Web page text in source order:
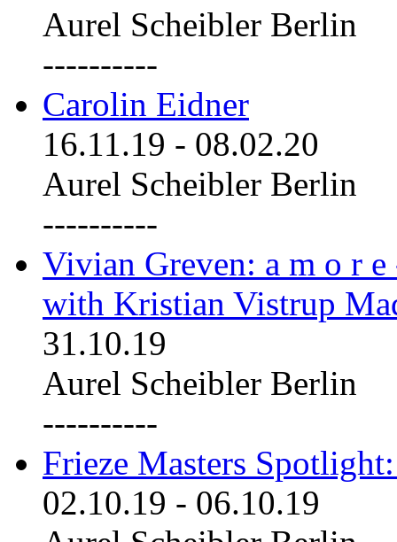
Aurel Scheibler Berlin
----------
Carolin Eidner
16.11.19 - 08.02.20
Aurel Scheibler Berlin
----------
Vivian Greven: a m o r
with Kristian Vistrup
31.10.19
Aurel Scheibler Berlin
----------
Frieze Masters
02.10.19 - 06.10.19